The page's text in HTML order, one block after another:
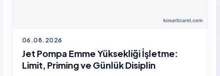
06.08.2026
Jet Pompa Emme Yüksekliği İşletme:
Limit, Priming ve Günlük Disiplin